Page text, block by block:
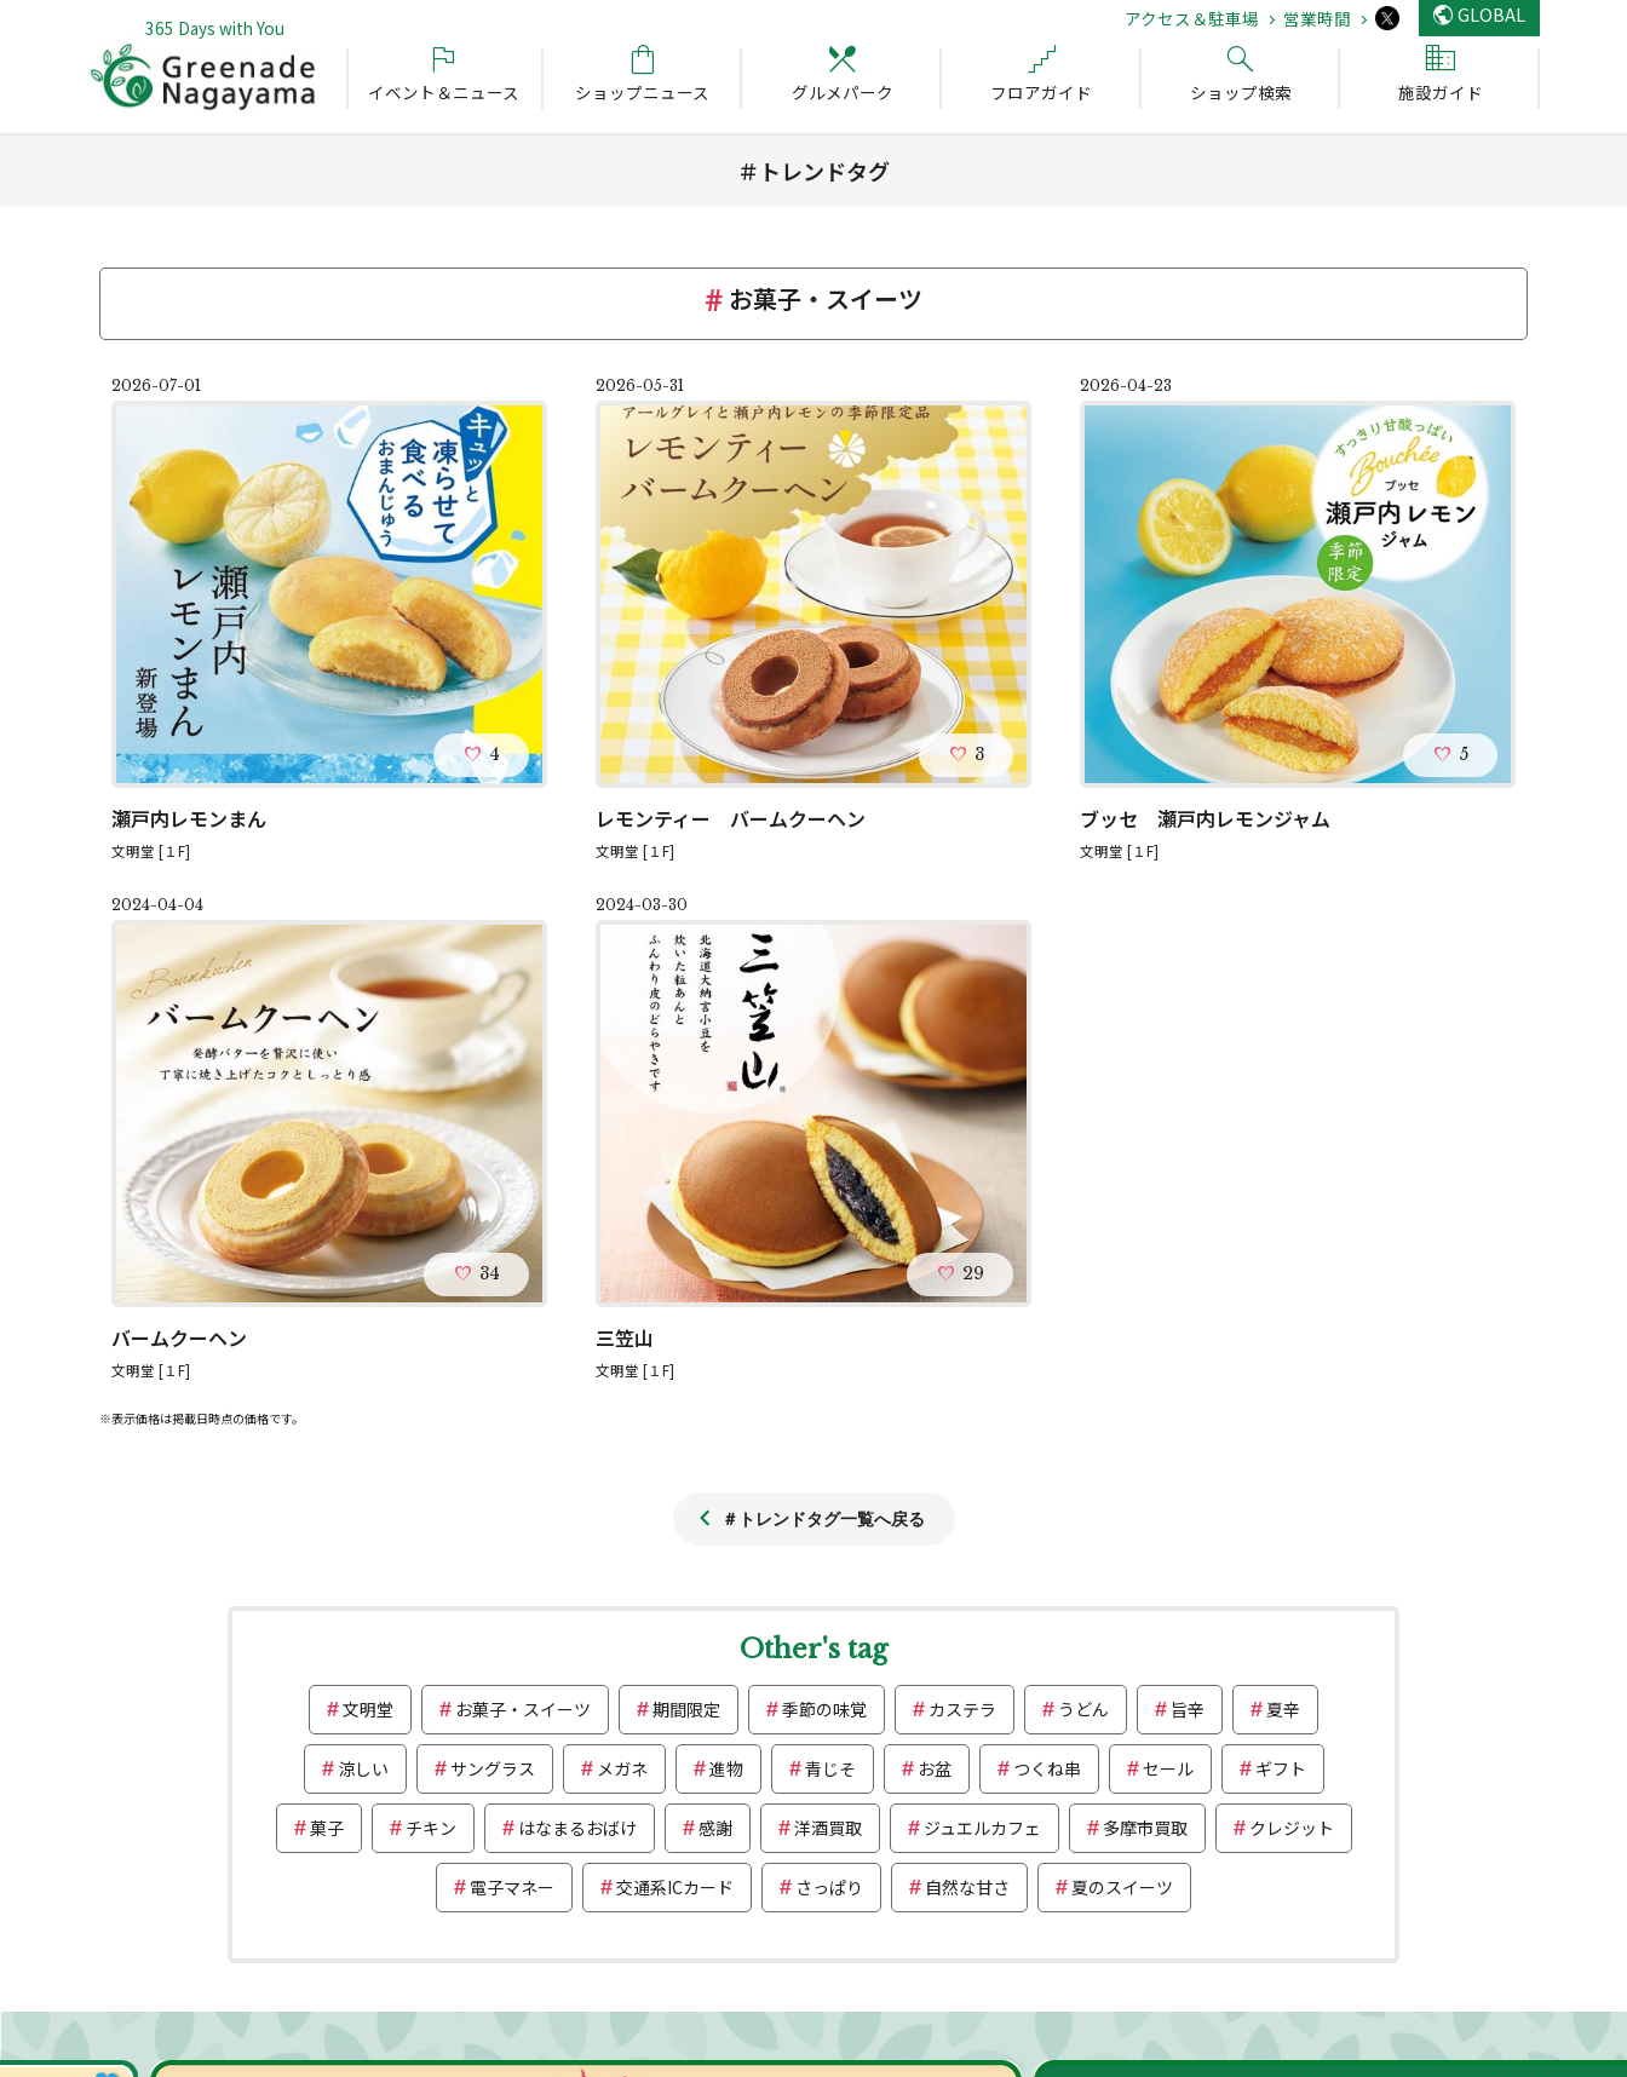
365 Days with You アクセス＆駐車場 営業時間 GLOBAL
イベント＆ニュース ショップニュース グルメパーク フロアガイド ショップ検索 施設ガイド
＃トレンドタグ
お菓子・スイーツ
2026-07-01
瀬戸内レモンまん
文明堂 [１F]
4
2026-05-31
レモンティー バームクーヘン
文明堂 [１F]
3
2026-04-23
ブッセ 瀬戸内レモンジャム
文明堂 [１F]
5
2024-04-04
バームクーヘン
文明堂 [１F]
34
2024-03-30
三笠山
文明堂 [１F]
29
※表示価格は掲載日時点の価格です。
＃トレンドタグ一覧へ戻る
Other's tag
文明堂 お菓子・スイーツ 期間限定 季節の味覚 カステラ うどん 旨辛 夏辛
涼しい サングラス メガネ 進物 青じそ お盆 つくね串 セール ギフト
菓子 チキン はなまるおばけ 感謝 洋酒買取 ジュエルカフェ 多摩市買取 クレジット
電子マネー 交通系ICカード さっぱり 自然な甘さ 夏のスイーツ